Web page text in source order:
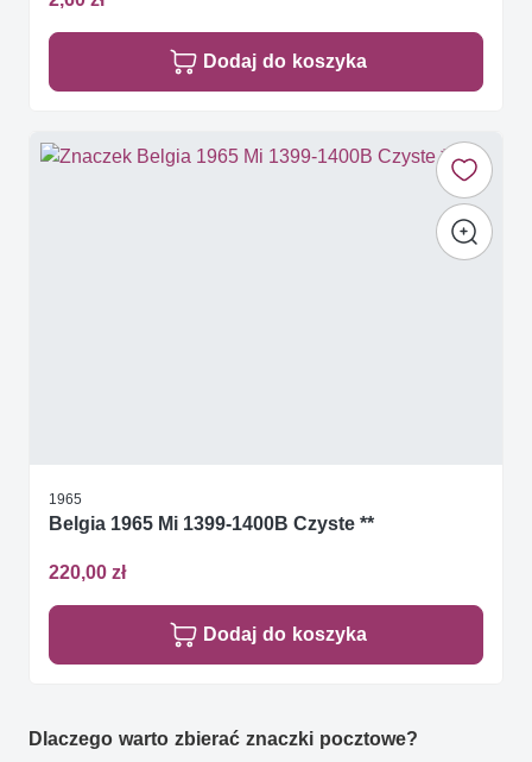
Dodaj do koszyka
1965
Belgia 1965 Mi 1399-1400B Czyste **
220,00 zł
Dodaj do koszyka
Dlaczego warto zbierać znaczki pocztowe?